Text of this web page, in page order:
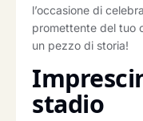
l’occasione di
promettente del tuo
un pezzo di storia!
stadio